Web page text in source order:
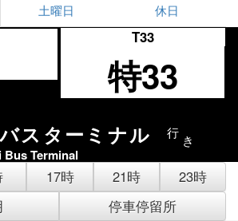
土曜日 休日
T33
特33
スターミナル 行 き
Bus Terminal
17時 21時
23時
停車停留所